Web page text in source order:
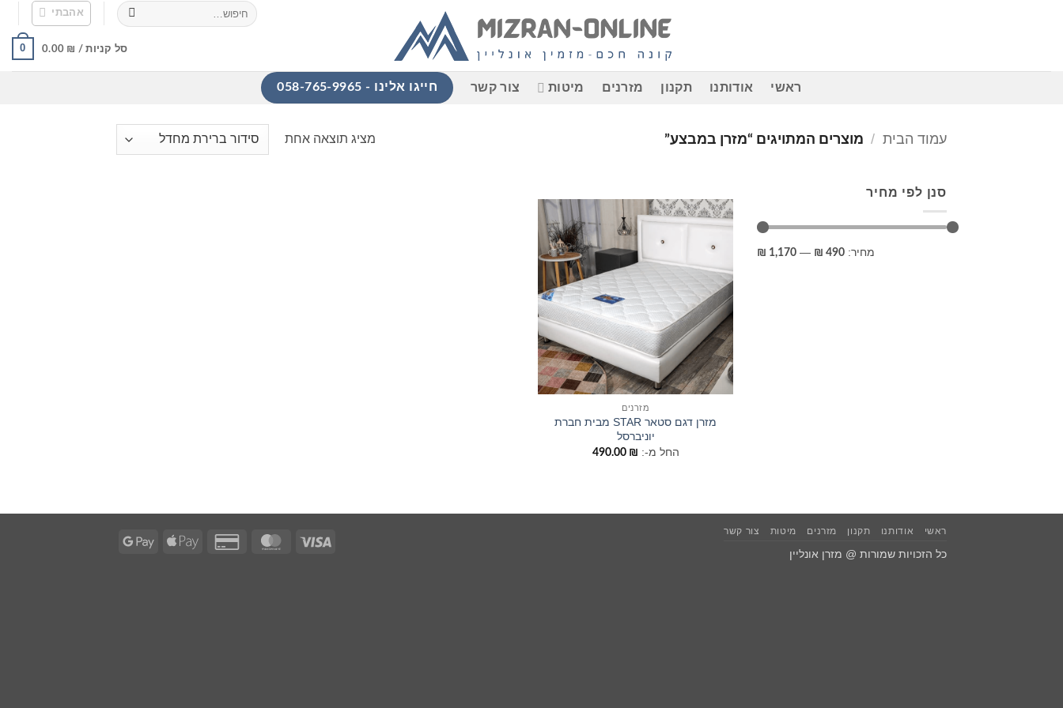
חיפוש
עבור:
אהבתי
סל קניות / 0.00 ₪
0
ראשי אודותנו תקנון מזרנים מיטות צור קשר חייגו אלינו - 058-765-9965
עמוד הבית / מוצרים המתויגים “מזרן במבצע” מציג תוצאה אחת
סנן לפי מחיר
מחיר: 490 ₪
—
1,170 ₪
הוסף
למוצרים
שאהבתי
מזרנים
מזרן דגם סטאר STAR מבית חברת
יוניברסל
החל מ-:
490.00 ₪
Visa
MasterCard
Credit
Apple
Google
ראשי אודותנו תקנון מזרנים מיטות צור קשר
כל הזכויות שמורות @ מזרן אונליין